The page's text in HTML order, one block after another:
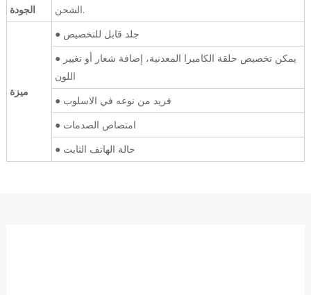
الجودة
الشحن.
ميزة
● جلد قابل للتخصيص
● يمكن تخصيص حلقة الكاميرا المعدنية، إضافة شعار أو تغيير
اللون
● فريد من نوعه في الاسلوب
● امتصاص الصدمات
● حالة الهاتف الثابت